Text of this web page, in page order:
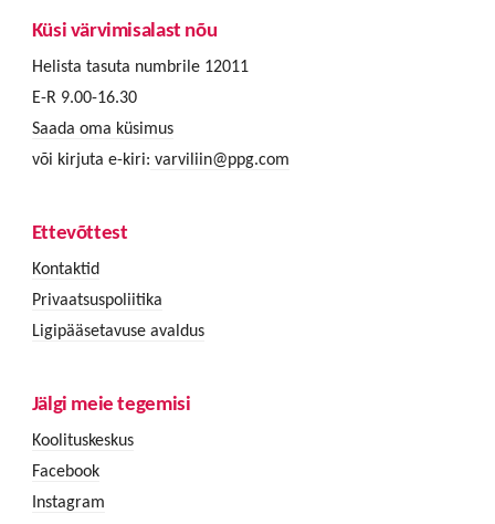
Küsi värvimisalast nõu
Helista tasuta numbrile 12011
E-R 9.00-16.30
Saada oma küsimus
või kirjuta e-kiri: varviliin@ppg.com
Ettevõttest
Kontaktid
Privaatsuspoliitika
Ligipääsetavuse avaldus
Jälgi meie tegemisi
Koolituskeskus
Facebook
Instagram